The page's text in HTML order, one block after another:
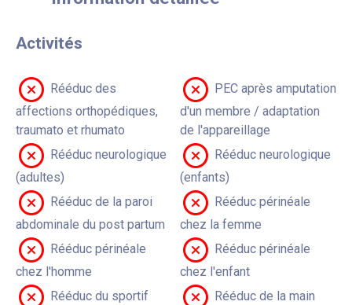
Activités
Rééduc des
affections orthopédiques,
traumato et rhumato
PEC après amputation
d'un membre / adaptation
de l'appareillage
Rééduc neurologique
(adultes)
Rééduc neurologique
(enfants)
Rééduc de la paroi
abdominale du post partum
Rééduc périnéale
chez la femme
Rééduc périnéale
chez l'homme
Rééduc périnéale
chez l'enfant
Rééduc du sportif
Rééduc de la main